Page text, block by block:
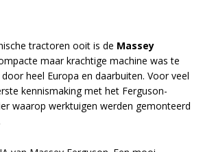
tractoren ooit is de Massey
maar krachtige machine was te
heel Europa en daarbuiten. Voor veel
kennismaking met het Ferguson-
waarop werktuigen werden gemonteerd